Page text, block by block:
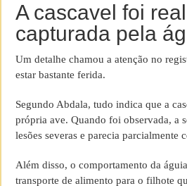
A cascavel foi
capturada pela
Um detalhe chamou a atenção no
estar bastante ferida.
Segundo Abdala, tudo indica que a
própria ave. Quando foi observada, a
lesões severas e parecia parcialmente
Além disso, o comportamento da
transporte de alimento para o filhote